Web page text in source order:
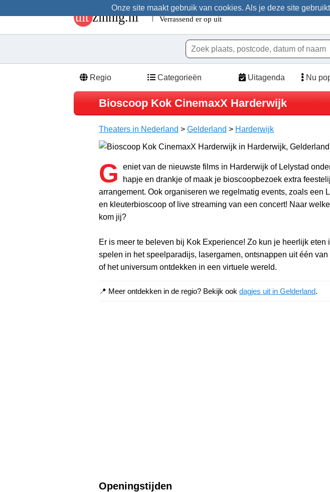
Onze site maakt gebruik van cookies. Als je deze site
Regio Categorieën Uitagenda Nu
Bioscoop Kok CinemaxX Harderwijk
Theaters in Nederland > Gelderland > Harderwijk
G
eniet van de nieuwste films in Harderwijk of Lelystad
hapje en drankje of maak je bioscoopbezoek extra
arrangement. Ook organiseren we regelmatig events, zoals een
en kleuterbioscoop of live streaming van een concert! Naar
kom jij?
Er is meer te beleven bij Kok Experience! Zo kun je heerlijk eten
spelen in het speelparadijs, lasergamen, ontsnappen uit één
of het universum ontdekken in een virtuele wereld.
📍 Meer ontdekken in de regio? Bekijk ook dagjes uit in Gelderland.
Openingstijden